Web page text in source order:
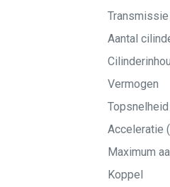
Transmissie
Aantal
Vermogen
Topsnelheid
Acceleratie
Maximum
Koppel